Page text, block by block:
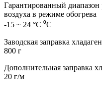
Гарантированный
воздуха в режиме обогрева
-15 ~ 24 °C ⁰С
Заводская заправка
800 г
Дополнительная заправка
20 г/м